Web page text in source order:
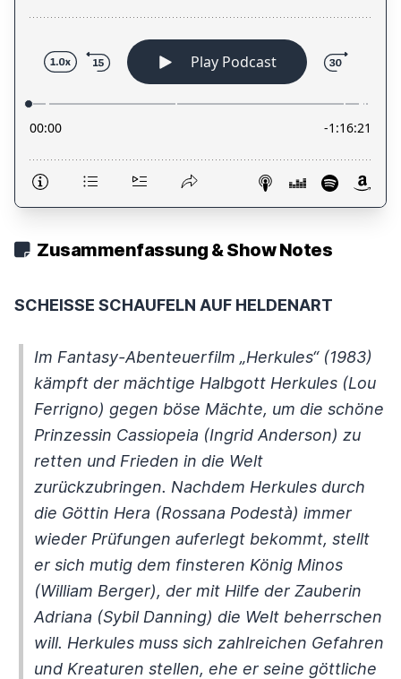
Zusammenfassung & Show Notes
SCHEISSE SCHAUFELN AUF HELDENART
Im Fantasy-Abenteuerfilm „Herkules“ (1983)
kämpft der mächtige Halbgott Herkules (Lou
Ferrigno) gegen böse Mächte, um die schöne
Prinzessin Cassiopeia (Ingrid Anderson) zu
retten und Frieden in die Welt
zurückzubringen. Nachdem Herkules durch
die Göttin Hera (Rossana Podestà) immer
wieder Prüfungen auferlegt bekommt, stellt
er sich mutig dem finsteren König Minos
(William Berger), der mit Hilfe der Zauberin
Adriana (Sybil Danning) die Welt beherrschen
will. Herkules muss sich zahlreichen Gefahren
und Kreaturen stellen, ehe er seine göttliche